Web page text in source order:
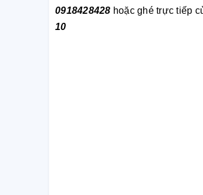
0918428428 hoặc ghé trực tiếp
10